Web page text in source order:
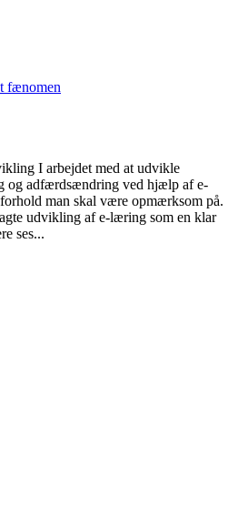
I arbejdet med at udvikle
og adfærdsændring ved hjælp af e-
man skal være opmærksom på.
udvikling af e-læring som en klar
ses...